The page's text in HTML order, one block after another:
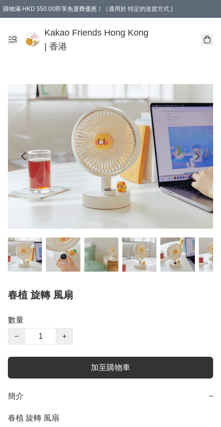
購物滿 HKD 550.00即享免運費優惠！（適用於 特定的送貨方式 )
Kakao Friends Hong Kong
| 香港
春植 旋轉 風扇
數量
−
+
加至購物車
簡介 −
春植 旋轉 風扇